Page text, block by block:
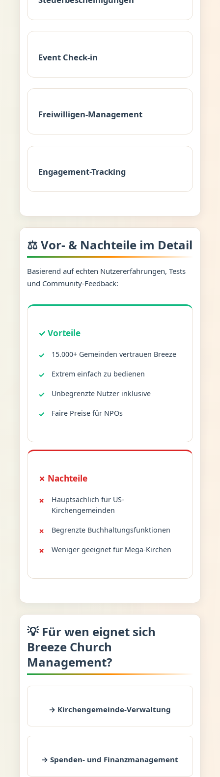
Event Check-in
Freiwilligen-Management
Engagement-Tracking
⚖️ Vor- & Nachteile im Detail
Basierend auf echten Nutzererfahrungen, Tests
und Community-Feedback:
✓ Vorteile
15.000+ Gemeinden vertrauen Breeze
Extrem einfach zu bedienen
Unbegrenzte Nutzer inklusive
Faire Preise für NPOs
✗ Nachteile
Hauptsächlich für US-
Kirchengemeinden
Begrenzte Buchhaltungsfunktionen
Weniger geeignet für Mega-Kirchen
💡 Für wen eignet sich
Breeze Church
Management?
→ Kirchengemeinde-Verwaltung
→ Spenden- und Finanzmanagement